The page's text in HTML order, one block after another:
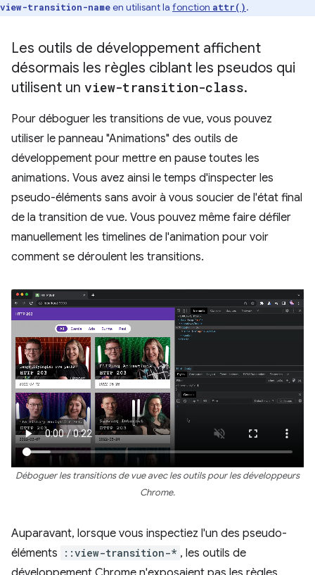
view-transition-nameen utilisant la fonction attr().
Les outils de développement affichent
désormais les règles ciblant les pseudos qui
utilisent un view-transition-class.
Pour déboguer les transitions de vue, vous pouvez
utiliser le panneau "Animations" des outils de
développement pour mettre en pause toutes les
animations. Vous avez ainsi le temps d'inspecter les
pseudo-éléments sans avoir à vous soucier de l'état final
de la transition de vue. Vous pouvez même faire défiler
manuellement les timelines de l'animation pour voir
comment se déroulent les transitions.
Déboguer les transitions de vue avec les outils pour les développeurs
Chrome.
Auparavant, lorsque vous inspectiez l'un des pseudo-
éléments
::view-transition-* , les outils de